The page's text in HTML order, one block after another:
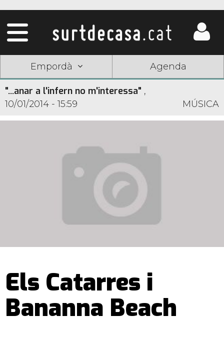
Empordà Agenda
"...anar a l'infern no m'interessa" ,
10/01/2014 - 15:59
MÚSICA
Els Catarres i
Bananna Beach